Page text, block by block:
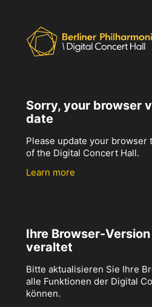
Sorry, your browser
date
Please update your browser
of the Digital Concert Hall.
Learn more
Ihre Browser-
veraltet
Bitte aktualisieren Sie Ihre
alle Funktionen der Digital
können.